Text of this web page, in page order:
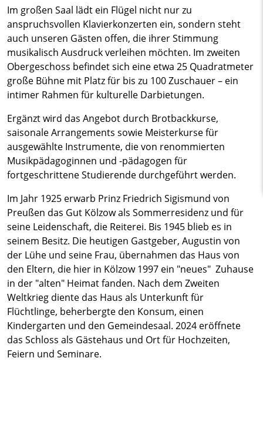
Im großen Saal lädt ein Flügel nicht nur zu
anspruchsvollen Klavierkonzerten ein, sondern steht
auch unseren Gästen offen, die ihrer Stimmung
musikalisch Ausdruck verleihen möchten. Im zweiten
Obergeschoss befindet sich eine etwa 25 Quadratmeter
große Bühne mit Platz für bis zu 100 Zuschauer – ein
intimer Rahmen für kulturelle Darbietungen.
Ergänzt wird das Angebot durch Brotbackkurse,
saisonale Arrangements sowie Meisterkurse für
ausgewählte Instrumente, die von renommierten
Musikpädagoginnen und -pädagogen für
fortgeschrittene Studierende durchgeführt werden.
Im Jahr 1925 erwarb Prinz Friedrich Sigismund von
Preußen das Gut Kölzow als Sommerresidenz und für
seine Leidenschaft, die Reiterei. Bis 1945 blieb es in
seinem Besitz. Die heutigen Gastgeber, Augustin von
der Lühe und seine Frau, übernahmen das Haus von
den Eltern, die hier in Kölzow 1997 ein "neues" Zuhause
in der "alten" Heimat fanden. Nach dem Zweiten
Weltkrieg diente das Haus als Unterkunft für
Flüchtlinge, beherbergte den Konsum, einen
Kindergarten und den Gemeindesaal. 2024 eröffnete
das Schloss als Gästehaus und Ort für Hochzeiten,
Feiern und Seminare.